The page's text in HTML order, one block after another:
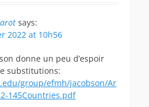
says:
2022 at 10h56
donne un peu d’espoir
substitutions:
group/efmh/jacobson/Ar
145Countries.pdf